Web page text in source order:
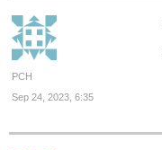
PCH
Sep 24, 2023, 6:35